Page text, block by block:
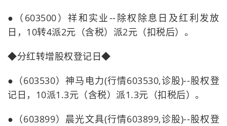
●（603500）祥和实业--除权除息日及红利发放
日，10转4派2元（含税）派2元（扣税后）。
◆分红转增股权登记日◆
●（603530）神马电力(行情603530,诊股)--股权登
记日，10派1.3元（含税）派1.3元（扣税后）。
●（603899）晨光文具(行情603899,诊股)--股权登